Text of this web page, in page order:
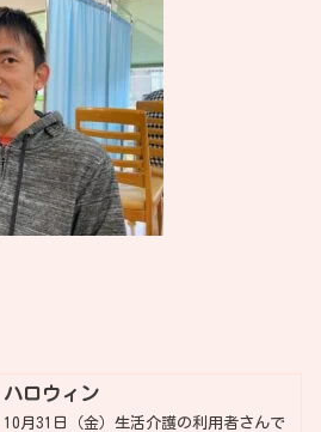
ハロウィン
10月31日（金）生活介護の利用者さんで